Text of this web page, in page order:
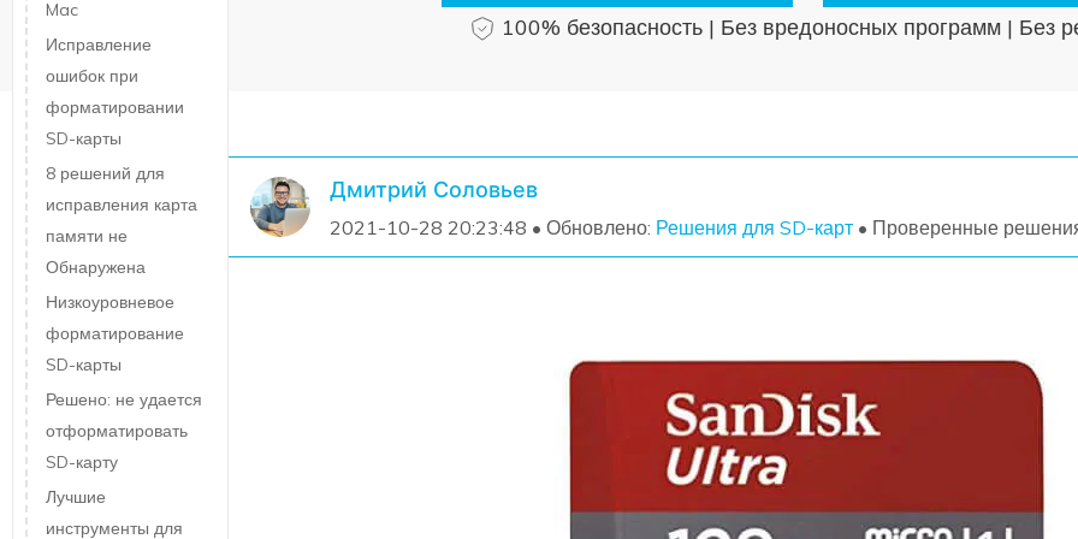
100% безопасность | Без вредоносных программ | Без
Дмитрий Соловьев
2021-10-28 20:23:48 • Обновлено: Решения для SD-карт • Проверенные
Mac
Исправление
ошибок при
форматировании
SD-карты
8 решений для
исправления карта
памяти не
Обнаружена
Низкоуровневое
форматирование
SD-карты
Решено: не удается
отформатировать
SD-карту
Лучшие
инструменты для